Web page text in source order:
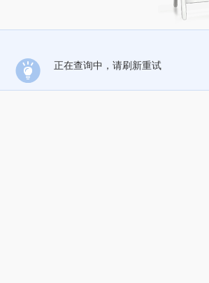
正在查询中，请刷新重试